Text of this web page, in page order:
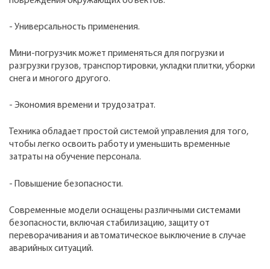
- Универсальность применения.
Мини-погрузчик может применяться для погрузки и
разгрузки грузов, транспортировки, укладки плитки, уборки
снега и многого другого.
- Экономия времени и трудозатрат.
Техника обладает простой системой управления для того,
чтобы легко освоить работу и уменьшить временные
затраты на обучение персонала.
- Повышение безопасности.
Современные модели оснащены различными системами
безопасности, включая стабилизацию, защиту от
переворачивания и автоматическое выключение в случае
аварийных ситуаций.